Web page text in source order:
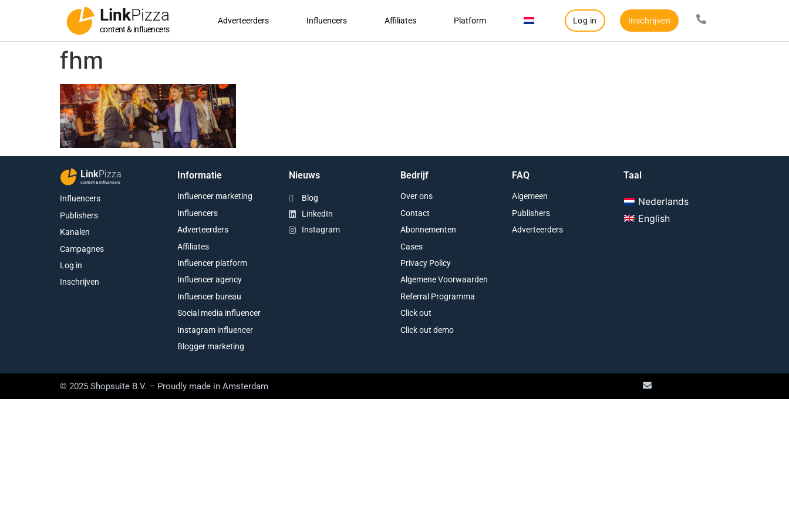
LinkPizza
content & influencers
Adverteerders Influencers Affiliates Platform Log in Inschrijven
fhm
LinkPizza
content & influencers
Influencers
Publishers
Kanalen
Campagnes
Log in
Inschrijven
Informatie
Influencer marketing
Influencers
Adverteerders
Affiliates
Influencer platform
Influencer agency
Influencer bureau
Social media influencer
Instagram influencer
Blogger marketing
Nieuws
Blog
LinkedIn
Instagram
Bedrijf
Over ons
Contact
Abonnementen
Cases
Privacy Policy
Algemene Voorwaarden
Referral Programma
Click out
Click out demo
FAQ
Algemeen
Publishers
Adverteerders
Taal
Nederlands
English
© 2025 Shopsuite B.V. – Proudly made in Amsterdam